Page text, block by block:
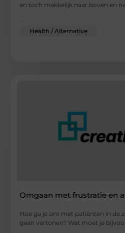
en toch makkelijk naar boven en
...
Health / Alternative
Omgaan met frustratie en
Hoe ga je om met patiënten in de
gaan vertonen? Wat moet je